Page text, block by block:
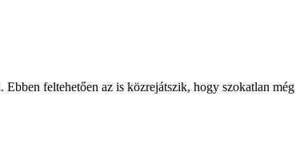
feltehetően az is közrejátszik, hogy szokatlan még